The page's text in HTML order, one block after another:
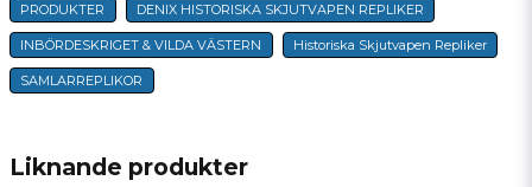
name
Namn
Liknande produkter
PRODUKTER DENIX HISTORISKA SKJUTVAPEN REPLIKER
INBÖRDESKRIGET & VILDA VÄSTERN Historiska Skjutvapen Repliker
SAMLARREPLIKOR